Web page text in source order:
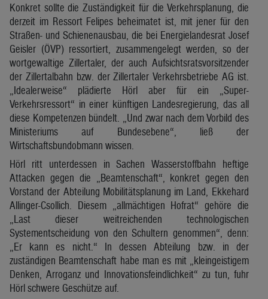
Konkret sollte die Zuständigkeit für die Verkehrsplanung, die
derzeit im Ressort Felipes beheimatet ist, mit jener für den
Straßen- und Schienenausbau, die bei Energielandesrat Josef
Geisler (ÖVP) ressortiert, zusammengelegt werden, so der
wortgewaltige Zillertaler, der auch Aufsichtsratsvorsitzender
der Zillertalbahn bzw. der Zillertaler Verkehrsbetriebe AG ist.
„Idealerweise“ plädierte Hörl aber für ein „Super-
Verkehrsressort“ in einer künftigen Landesregierung, das all
diese Kompetenzen bündelt. „Und zwar nach dem Vorbild des
Ministeriums auf Bundesebene“, ließ der
Wirtschaftsbundobmann wissen.
Hörl ritt unterdessen in Sachen Wasserstoffbahn heftige
Attacken gegen die „Beamtenschaft“, konkret gegen den
Vorstand der Abteilung Mobilitätsplanung im Land, Ekkehard
Allinger-Csollich. Diesem „allmächtigen Hofrat“ gehöre die
„Last dieser weitreichenden technologischen
Systementscheidung von den Schultern genommen“, denn:
„Er kann es nicht.“ In dessen Abteilung bzw. in der
zuständigen Beamtenschaft habe man es mit „kleingeistigem
Denken, Arroganz und Innovationsfeindlichkeit“ zu tun, fuhr
Hörl schwere Geschütze auf.